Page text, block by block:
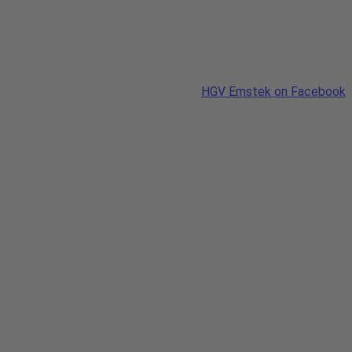
HGV Emstek on Facebook